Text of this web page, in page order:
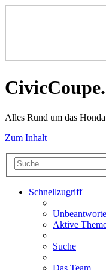
Alles Rund um das
Zum Inhalt
Schnellzugriff
Aktive
Suche